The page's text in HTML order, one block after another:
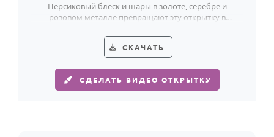
Персиковый блеск и шары в золоте, серебре и
розовом металле превращают эту открытку в
СКАЧАТЬ
СДЕЛАТЬ ВИДЕО ОТКРЫТКУ